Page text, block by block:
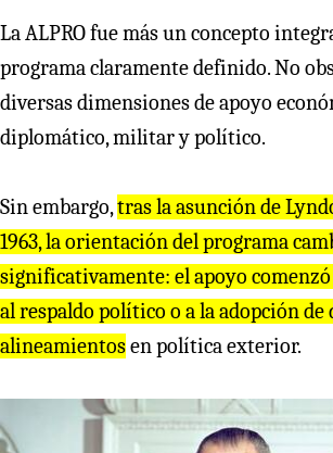
La ALPRO fue más un concepto
programa claramente definido. No
diversas dimensiones de apoyo
diplomático, militar y político.
Sin embargo,tras la asunción de
1963, la orientación del programa
significativamente: el apoyo
alrespaldo político o a la adopción de
alineamientosen política exterior.